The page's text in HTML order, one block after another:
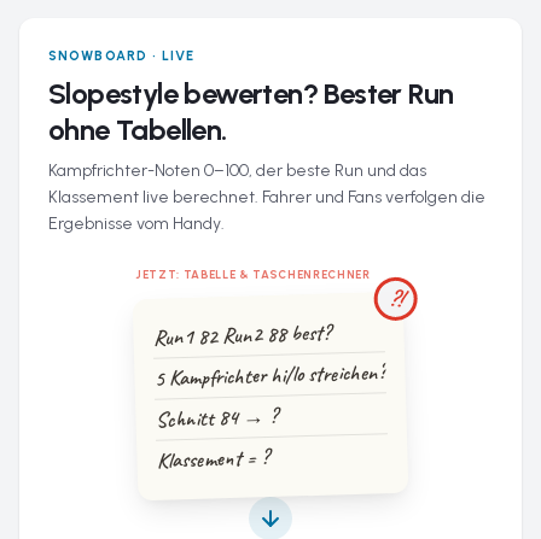
SNOWBOARD · LIVE
Slopestyle bewerten? Bester Run
ohne Tabellen.
Kampfrichter-Noten 0–100, der beste Run und das
Klassement live berechnet. Fahrer und Fans verfolgen die
Ergebnisse vom Handy.
JETZT: TABELLE & TASCHENRECHNER
Run1 82 Run2 88 best?
5 Kampfrichter hi/lo streichen?
Schnitt 84 → ?
Klassement = ?
?!